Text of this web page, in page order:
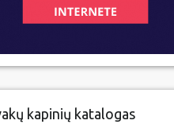
kapinių katalogas